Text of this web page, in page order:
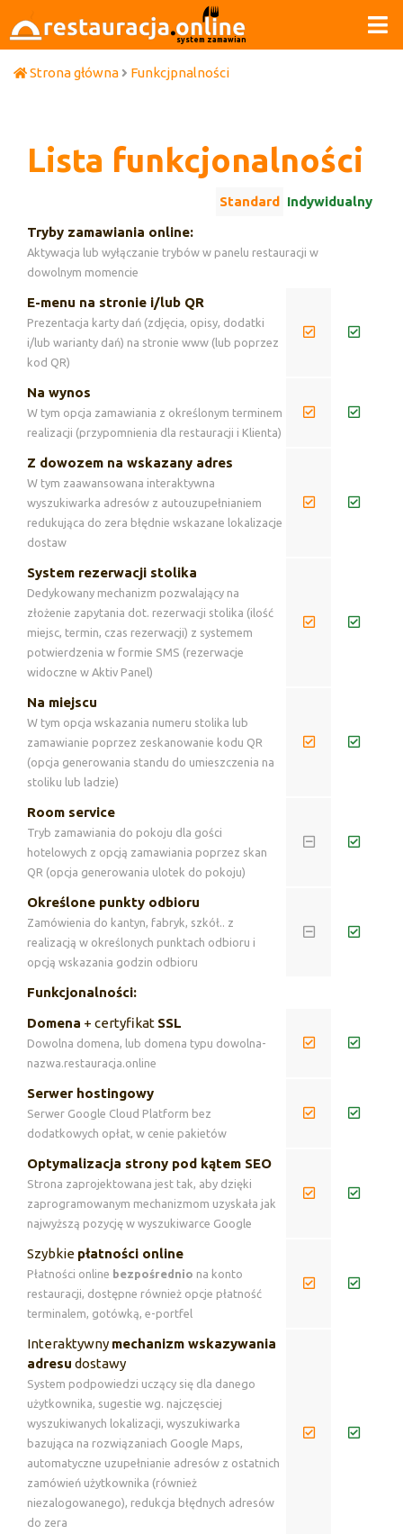
system zamawiania
Strona główna Funkcjpnalności
Lista funkcjonalności
Standard Indywidualny
Tryby zamawiania online:
Aktywacja lub wyłączanie trybów w panelu restauracji w
dowolnym momencie
E-menu na stronie i/lub QR
Prezentacja karty dań (zdjęcia, opisy, dodatki
i/lub warianty dań) na stronie www (lub poprzez
kod QR)
Na wynos
W tym opcja zamawiania z określonym terminem
realizacji (przypomnienia dla restauracji i Klienta)
Z dowozem na wskazany adres
W tym zaawansowana interaktywna
wyszukiwarka adresów z autouzupełnianiem
redukująca do zera błędnie wskazane lokalizacje
dostaw
System rezerwacji stolika
Dedykowany mechanizm pozwalający na
złożenie zapytania dot. rezerwacji stolika (ilość
miejsc, termin, czas rezerwacji) z systemem
potwierdzenia w formie SMS (rezerwacje
widoczne w Aktiv Panel)
Na miejscu
W tym opcja wskazania numeru stolika lub
zamawianie poprzez zeskanowanie kodu QR
(opcja generowania standu do umieszczenia na
stoliku lub ladzie)
Room service
Tryb zamawiania do pokoju dla gości
hotelowych z opcją zamawiania poprzez skan
QR (opcja generowania ulotek do pokoju)
Określone punkty odbioru
Zamówienia do kantyn, fabryk, szkół.. z
realizacją w określonych punktach odbioru i
opcją wskazania godzin odbioru
Funkcjonalności:
Domena + certyfikat SSL
Dowolna domena, lub domena typu dowolna-
nazwa.restauracja.online
Serwer hostingowy
Serwer Google Cloud Platform bez
dodatkowych opłat, w cenie pakietów
Optymalizacja strony pod kątem SEO
Strona zaprojektowana jest tak, aby dzięki
zaprogramowanym mechanizmom uzyskała jak
najwyższą pozycję w wyszukiwarce Google
Szybkie płatności online
Płatności online bezpośrednio na konto
restauracji, dostępne również opcje płatność
terminalem, gotówką, e-portfel
Interaktywny mechanizm wskazywania
adresu dostawy
System podpowiedzi uczący się dla danego
użytkownika, sugestie wg. najczęsciej
wyszukiwanych lokalizacji, wyszukiwarka
bazująca na rozwiązaniach Google Maps,
automatyczne uzupełnianie adresów z ostatnich
zamówień użytkownika (również
niezalogowanego), redukcja błędnych adresów
do zera